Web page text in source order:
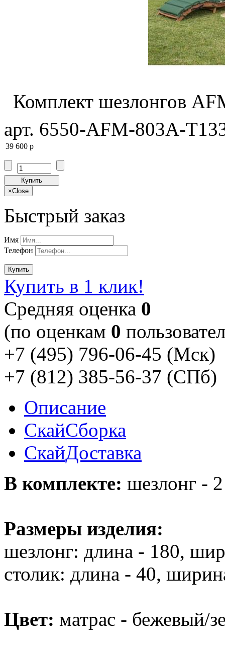
Комплект шезлонгов
арт. 6550-AFM-803A-
39 600 p
Купить
×Close
Быстрый заказ
Имя
Телефон
Купить
Купить в 1 клик!
Cредняя оценка 0
(по оценкам 0
+7 (495) 796-06-45 (Мск)
+7 (812) 385-56-37 (СПб)
Описание
СкайСборка
СкайДоставка
В комплекте: шезлонг -
Размеры изделия:
шезлонг: длина - 180,
столик: длина - 40,
Цвет: матрас - бежевый/